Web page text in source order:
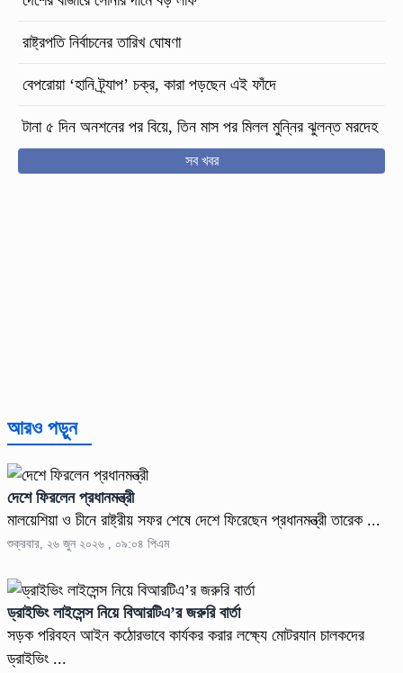
রাষ্ট্রপতি নির্বাচনের তারিখ ঘোষণা
বেপরোয়া ‘হানি ট্র্যাপ’ চক্র, কারা পড়ছেন এই ফাঁদে
টানা ৫ দিন অনশনের পর বিয়ে, তিন মাস পর মিলল মুন্নির ঝুলন্ত মরদেহ
সব খবর
আরও পড়ুন
দেশে ফিরলেন প্রধানমন্ত্রী
মালয়েশিয়া ও চীনে রাষ্ট্রীয় সফর শেষে দেশে ফিরেছেন প্রধানমন্ত্রী তারেক ...
শুক্রবার, ২৬ জুন ২০২৬ , ০৯:০৪ পিএম
ড্রাইভিং লাইসেন্স নিয়ে বিআরটিএ’র জরুরি বার্তা
সড়ক পরিবহন আইন কঠোরভাবে কার্যকর করার লক্ষ্যে মোটরযান চালকদের
ড্রাইভিং ...